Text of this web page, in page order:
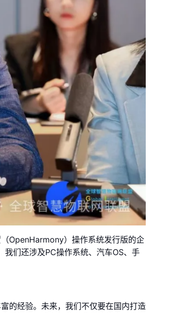
OpenHarmony）操作系统发行版的企
们还涉及PC操作系统、汽车OS、手
的经验。未来，我们不仅要在国内打造